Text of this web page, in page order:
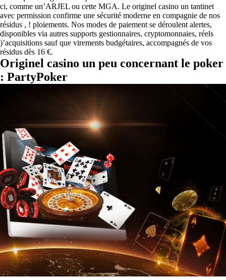
ci, comme un’ARJEL ou cette MGA. Le originel casino un tantinet
avec permission confirme une sécurité moderne en compagnie de nos
résidus , ! ploiements. Nos modes de paiement se déroulent alertes,
disponibles via autres supports gestionnaires, cryptomonnaies, réels
)’acquisitions sauf que virements budgétaires, accompagnés de vos
résidus dès 16 €.
Originel casino un peu concernant le poker
: PartyPoker